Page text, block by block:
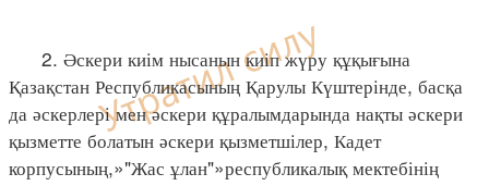
2. Әскери киім нысанын киіп жүру құқығына
Қазақстан Республикасының Қарулы Күштерінде, басқа
да әскерлері мен әскери құралымдарында нақты әскери
қызметте болатын әскери қызметшілер, Кадет
корпусының,»"Жас ұлан"»республикалық мектебінің